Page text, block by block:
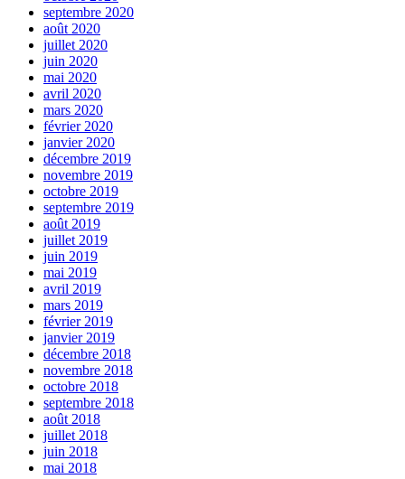
septembre 2020
août 2020
juillet 2020
juin 2020
mai 2020
avril 2020
mars 2020
février 2020
janvier 2020
décembre 2019
novembre 2019
octobre 2019
septembre 2019
août 2019
juillet 2019
juin 2019
mai 2019
avril 2019
mars 2019
février 2019
janvier 2019
décembre 2018
novembre 2018
octobre 2018
septembre 2018
août 2018
juillet 2018
juin 2018
mai 2018